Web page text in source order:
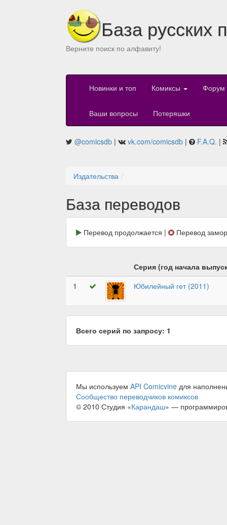
База русских
Верните поиск по алфавиту!
Новинки и топ Комиксы Форум
Ваши вопросы Потеряшки
@comicsdb | vk.com/comicsdb | F.A.Q. |
Издательства
База переводов
Перевод продолжается | Перевод
Серия (год начала
1
Юбилейный гет (2011)
Всего серий по запросу: 1
Мы используем API Comicvine для
Сообщество переводчиков комиксов
© 2010 Студия «Карандаш» —